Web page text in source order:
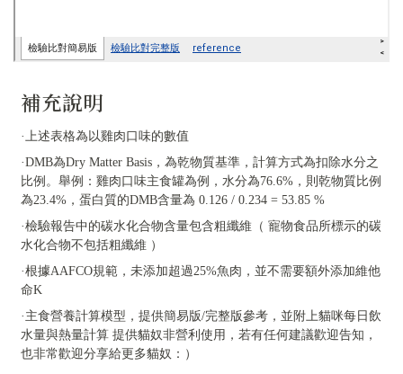
補充說明
·上述表格為以雞肉口味的數值
·DMB為Dry Matter Basis，為乾物質基準，計算方式為扣除水分之
比例。舉例：雞肉口味主食罐為例，水分為76.6%，則乾物質比例
為23.4%，蛋白質的DMB含量為 0.126 / 0.234 = 53.85 %
·檢驗報告中的碳水化合物含量包含粗纖維（ 寵物食品所標示的碳
水化合物不包括粗纖維 ）
·根據AAFCO規範，未添加超過25%魚肉，並不需要額外添加維他
命K
·主食營養計算模型，提供簡易版/完整版參考，並附上貓咪每日飲
水量與熱量計算 提供貓奴非營利使用，若有任何建議歡迎告知，
也非常歡迎分享給更多貓奴：）